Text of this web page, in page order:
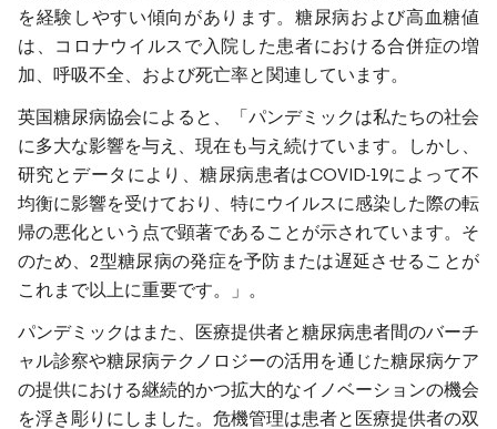
を経験しやすい傾向があります。糖尿病および高血糖値
は、コロナウイルスで入院した患者における合併症の増
加、呼吸不全、および死亡率と関連しています。
英国糖尿病協会によると、「パンデミックは私たちの社会
に多大な影響を与え、現在も与え続けています。しかし、
研究とデータにより、糖尿病患者はCOVID-19によって不
均衡に影響を受けており、特にウイルスに感染した際の転
帰の悪化という点で顕著であることが示されています。そ
のため、2型糖尿病の発症を予防または遅延させることが
これまで以上に重要です。」。
パンデミックはまた、医療提供者と糖尿病患者間のバーチ
ャル診察や糖尿病テクノロジーの活用を通じた糖尿病ケア
の提供における継続的かつ拡大的なイノベーションの機会
を浮き彫りにしました。危機管理は患者と医療提供者の双